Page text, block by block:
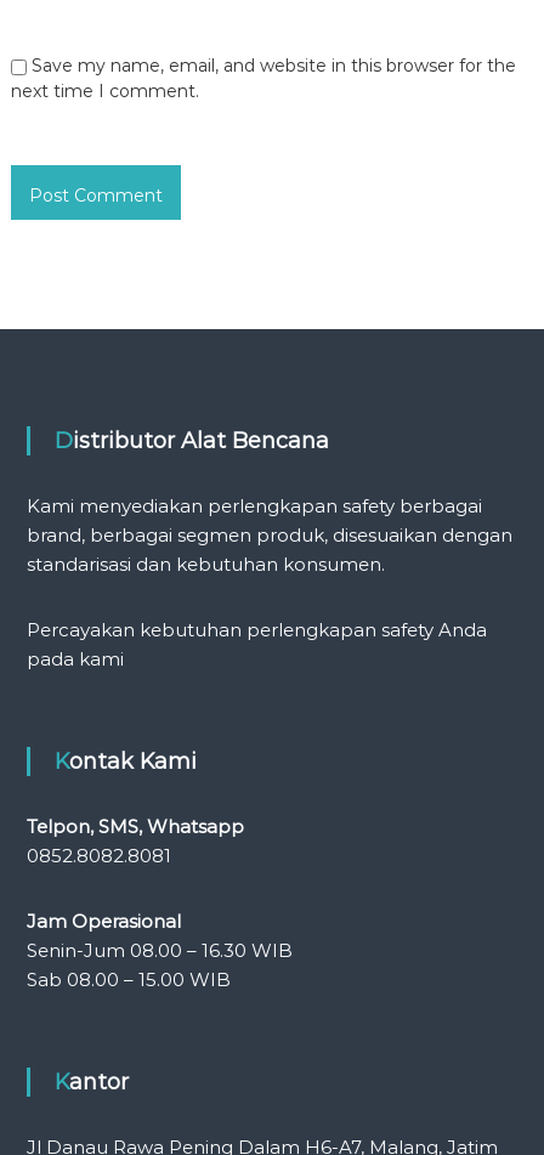
Save my name, email, and website in this browser for the
next time I comment.
Distributor Alat Bencana
Kami menyediakan perlengkapan safety berbagai
brand, berbagai segmen produk, disesuaikan dengan
standarisasi dan kebutuhan konsumen.
Percayakan kebutuhan perlengkapan safety Anda
pada kami
Kontak Kami
Telpon, SMS, Whatsapp
0852.8082.8081
Jam Operasional
Senin-Jum 08.00 – 16.30 WIB
Sab 08.00 – 15.00 WIB
Kantor
Jl Danau Rawa Pening Dalam H6-A7, Malang, Jatim